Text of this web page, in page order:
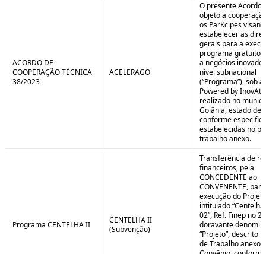
ACORDO DE
COOPERAÇÃO TÉCNICA
38/2023
ACELERAGO
O presente Acordo
objeto a
os ParKcipes
estabelecer as
gerais para a
programa gratuito
a negócios
nível subnacional
(“Programa”), sob
Powered by
realizado no
Goiânia, estado de
conforme
estabelecidas no
trabalho anexo.
Programa CENTELHA II
CENTELHA II
(Subvenção)
Transferência de
financeiros, pela
CONCEDENTE ao
CONVENENTE,
execução do Projeto
intitulado
02”, Ref. Finep no
doravante
“Projeto”, descrito
de Trabalho anexo